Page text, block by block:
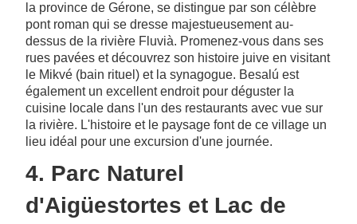
la province de Gérone, se distingue par son célèbre
pont roman qui se dresse majestueusement au-
dessus de la rivière Fluvià. Promenez-vous dans ses
rues pavées et découvrez son histoire juive en visitant
le Mikvé (bain rituel) et la synagogue. Besalú est
également un excellent endroit pour déguster la
cuisine locale dans l'un des restaurants avec vue sur
la rivière. L'histoire et le paysage font de ce village un
lieu idéal pour une excursion d'une journée.
4. Parc Naturel
d'Aigüestortes et Lac de